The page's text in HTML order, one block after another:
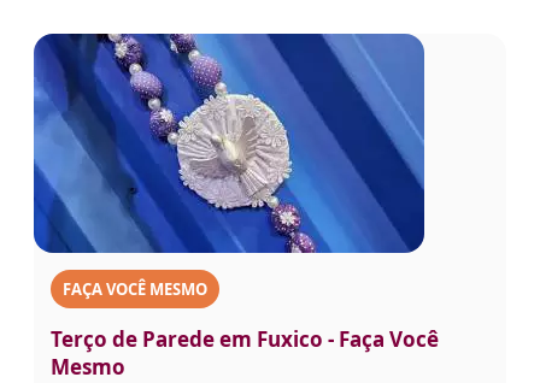
FAÇA VOCÊ MESMO
Terço de Parede em Fuxico - Faça Você
Mesmo